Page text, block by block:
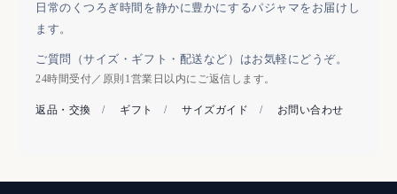
日常のくつろぎ時間を静かに豊かにするパジャマをお届けし
ます。
ご質問（サイズ・ギフト・配送など）はお気軽にどうぞ。
24時間受付／原則1営業日以内にご返信します。
返品・交換 / ギフト / サイズガイド / お問い合わせ